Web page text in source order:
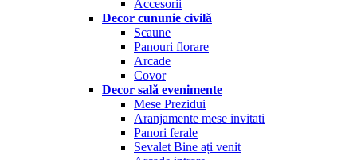
Accesorii
Decor cununie civilă
Scaune
Panouri florare
Arcade
Covor
Decor sală evenimente
Mese Prezidui
Aranjamente mese invitati
Panori ferale
Sevalet Bine ați venit